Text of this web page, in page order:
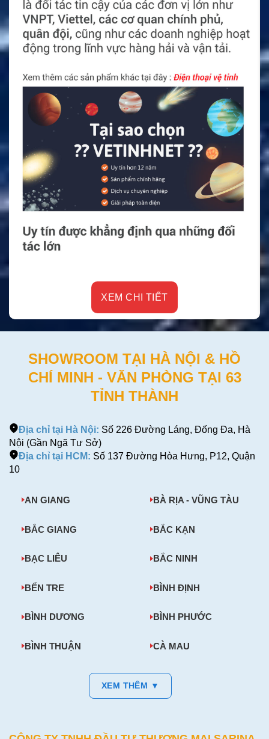
XEM CHI TIẾT
SHOWROOM TẠI HÀ NỘI & HỒ
CHÍ MINH - VĂN PHÒNG TẠI 63
TỈNH THÀNH
Địa chỉ tại Hà Nội: Số 226 Đường Láng, Đống Đa, Hà
Nội (Gần Ngã Tư Sở)
Địa chỉ tại HCM: Số 137 Đường Hòa Hưng, P12, Quận
10
AN GIANG BÀ RỊA - VŨNG TÀU
BẮC GIANG BẮC KẠN
BẠC LIÊU BẮC NINH
BẾN TRE BÌNH ĐỊNH
BÌNH DƯƠNG BÌNH PHƯỚC
BÌNH THUẬN CÀ MAU
XEM THÊM ▼